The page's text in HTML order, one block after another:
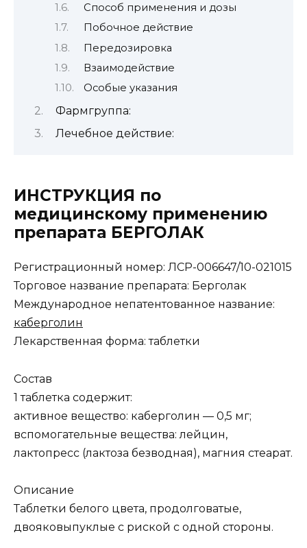
Способ применения и дозы
Побочное действие
Передозировка
Взаимодействие
Особые указания
Фармгруппа:
Лечебное действие:
ИНСТРУКЦИЯ по
медицинскому применению
препарата БЕРГОЛАК
Регистрационный номер: ЛСР-006647/10-021015
Торговое название препарата: Берголак
Международное непатентованное название:
каберголин
Лекарственная форма: таблетки
Состав
1 таблетка содержит:
активное вещество: каберголин — 0,5 мг;
вспомогательные вещества: лейцин,
лактопресс (лактоза безводная), магния стеарат.
Описание
Таблетки белого цвета, продолговатые,
двояковыпуклые с риской с одной стороны.